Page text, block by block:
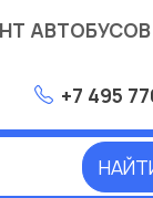
АВТОБУСОВ
+7 495